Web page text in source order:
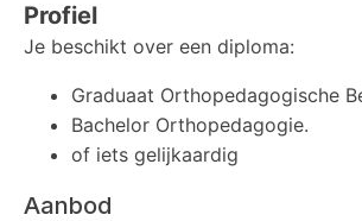
Profiel
Je beschikt over een diploma:
Graduaat Orthopedagogische
Bachelor Orthopedagogie.
of iets gelijkaardig
Aanbod